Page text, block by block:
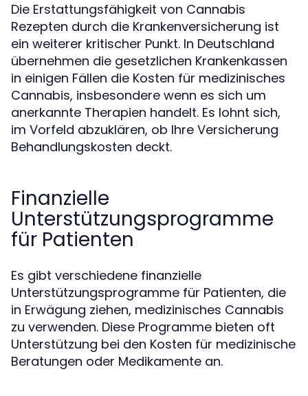
Die Erstattungsfähigkeit von Cannabis
Rezepten durch die Krankenversicherung ist
ein weiterer kritischer Punkt. In Deutschland
übernehmen die gesetzlichen Krankenkassen
in einigen Fällen die Kosten für medizinisches
Cannabis, insbesondere wenn es sich um
anerkannte Therapien handelt. Es lohnt sich,
im Vorfeld abzuklären, ob Ihre Versicherung
Behandlungskosten deckt.
Finanzielle
Unterstützungsprogramme
für Patienten
Es gibt verschiedene finanzielle
Unterstützungsprogramme für Patienten, die
in Erwägung ziehen, medizinisches Cannabis
zu verwenden. Diese Programme bieten oft
Unterstützung bei den Kosten für medizinische
Beratungen oder Medikamente an.